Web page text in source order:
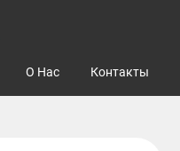
О Нас Контакты